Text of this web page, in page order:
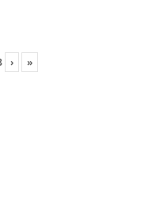
› »